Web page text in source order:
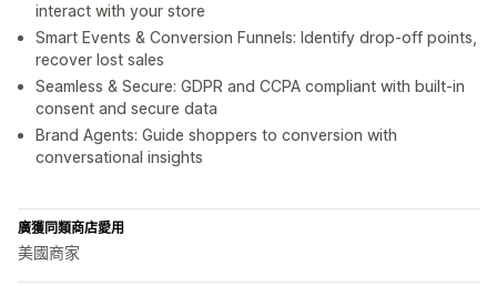
interact with your store
Smart Events & Conversion Funnels: Identify drop-off points,
recover lost sales
Seamless & Secure: GDPR and CCPA compliant with built‑in
consent and secure data
Brand Agents: Guide shoppers to conversion with
conversational insights
廣獲同類商店愛用
美國商家